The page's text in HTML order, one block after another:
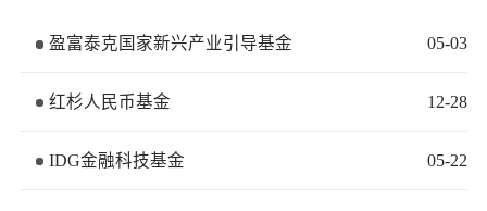
盈富泰克国家新兴产业引导基金 05-03
红杉人民币基金 12-28
IDG金融科技基金 05-22